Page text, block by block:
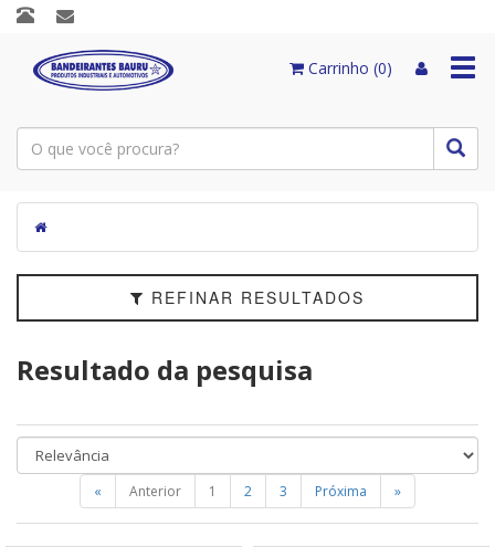
Carrinho (0)
REFINAR RESULTADOS
Filtrar
Categorias
Modelo
Faixa
de
Resultado da pesquisa
« Anterior 1 2 3 Próxima »